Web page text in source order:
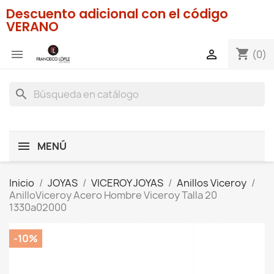
Descuento adicional con el código
VERANO
 shopping_cart (0)

search
MENÚ
Inicio JOYAS VICEROY JOYAS
Anillos Viceroy
AnilloViceroy Acero Hombre Viceroy Talla 20
1330a02000
-10%